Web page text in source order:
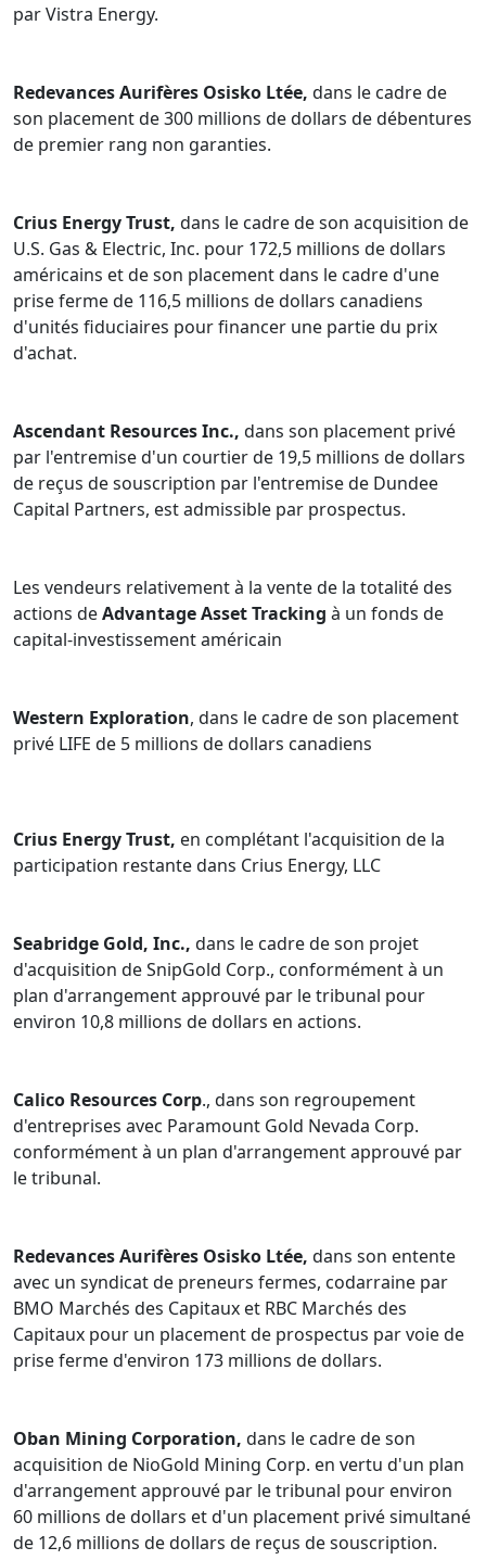
par Vistra Energy.
Redevances Aurifères Osisko Ltée, dans le cadre de
son placement de 300 millions de dollars de débentures
de premier rang non garanties.
Crius Energy Trust, dans le cadre de son acquisition de
U.S. Gas & Electric, Inc. pour 172,5 millions de dollars
américains et de son placement dans le cadre d'une
prise ferme de 116,5 millions de dollars canadiens
d'unités fiduciaires pour financer une partie du prix
d'achat.
Ascendant Resources Inc., dans son placement privé
par l'entremise d'un courtier de 19,5 millions de dollars
de reçus de souscription par l'entremise de Dundee
Capital Partners, est admissible par prospectus.
Les vendeurs relativement à la vente de la totalité des
actions deAdvantage Asset Tracking à un fonds de
capital-investissement américain
Western Exploration, dans le cadre de son placement
privé LIFE de 5 millions de dollars canadiens
Crius Energy Trust, en complétant l'acquisition de la
participation restante dans Crius Energy, LLC
Seabridge Gold, Inc., dans le cadre de son projet
d'acquisition de SnipGold Corp., conformément à un
plan d'arrangement approuvé par le tribunal pour
environ 10,8 millions de dollars en actions.
Calico Resources Corp., dans son regroupement
d'entreprises avec Paramount Gold Nevada Corp.
conformément à un plan d'arrangement approuvé par
le tribunal.
Redevances Aurifères Osisko Ltée, dans son entente
avec un syndicat de preneurs fermes, codarraine par
BMO Marchés des Capitaux et RBC Marchés des
Capitaux pour un placement de prospectus par voie de
prise ferme d'environ 173 millions de dollars.
Oban Mining Corporation, dans le cadre de son
acquisition de NioGold Mining Corp. en vertu d'un plan
d'arrangement approuvé par le tribunal pour environ
60 millions de dollars et d'un placement privé simultané
de 12,6 millions de dollars de reçus de souscription.